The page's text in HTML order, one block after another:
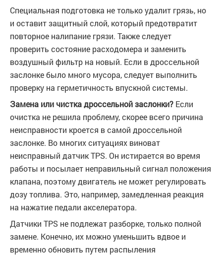
Специальная подготовка не только удалит грязь, но
и оставит защитный слой, который предотвратит
повторное налипание грязи. Также следует
проверить состояние расходомера и заменить
воздушный фильтр на новый. Если в дроссельной
заслонке было много мусора, следует выполнить
проверку на герметичность впускной системы.
Замена или чистка дроссельной заслонки? Если
очистка не решила проблему, скорее всего причина
неисправности кроется в самой дроссельной
заслонке. Во многих ситуациях виноват
неисправный датчик TPS. Он истирается во время
работы и посылает неправильный сигнал положения
клапана, поэтому двигатель не может регулировать
дозу топлива. Это, например, замедленная реакция
на нажатие педали акселератора.
Датчики TPS не подлежат разборке, только полной
замене. Конечно, их можно уменьшить вдвое и
временно обновить путем распыления